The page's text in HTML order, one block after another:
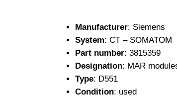
Manufacturer: Siemens
System: CT – SOMATOM
Part number: 3815359
Designation: MAR
Type: D551
Condition: used